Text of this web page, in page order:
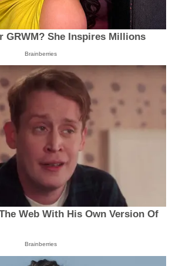
GRWM? She Inspires Millions
Brainberries
Web With His Own Version Of
Brainberries